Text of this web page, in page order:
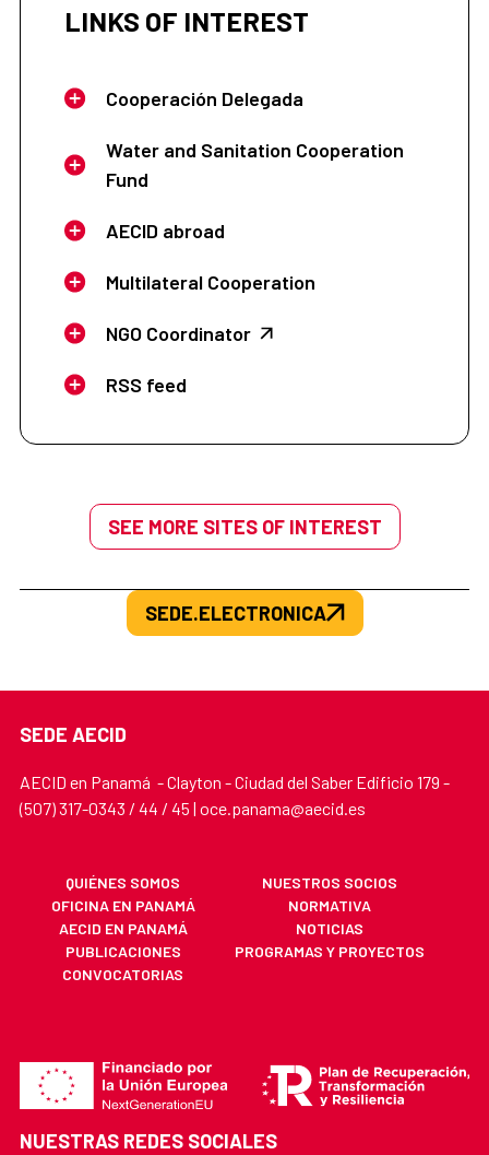
LINKS OF INTEREST
Cooperación Delegada
Water and Sanitation Cooperation
Fund
AECID abroad
Multilateral Cooperation
NGO Coordinator
RSS feed
SEE MORE SITES OF INTEREST
SEDE.ELECTRONICA
SEDE AECID
AECID en Panamá - Clayton - Ciudad del Saber Edificio 179 -
(507) 317-0343 / 44 / 45 | oce.panama@aecid.es
QUIÉNES SOMOS
NUESTROS SOCIOS
OFICINA EN PANAMÁ
NORMATIVA
AECID EN PANAMÁ
NOTICIAS
PUBLICACIONES
PROGRAMAS Y PROYECTOS
CONVOCATORIAS
NUESTRAS REDES SOCIALES